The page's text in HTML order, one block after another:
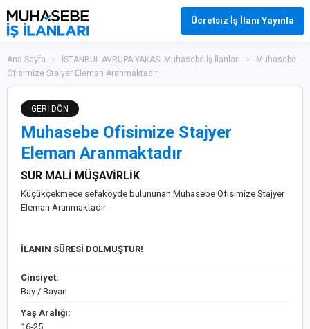
Ücretsiz İş İlanı Yayınla
Ana Sayfa > İSTANBUL AVRUPA YAKASI Muhasebe İş İlanları >
Muhasebe
Ofisimize Stajyer Eleman Aranmaktadır
GERİ DÖN
Muhasebe Ofisimize Stajyer
Eleman Aranmaktadır
SUR MALİ MÜŞAVİRLİK
Küçükçekmece sefaköyde bulununan Muhasebe Ofisimize Stajyer
Eleman Aranmaktadır
İLANIN SÜRESİ DOLMUŞTUR!
Cinsiyet:
Bay / Bayan
Yaş Aralığı:
16-25